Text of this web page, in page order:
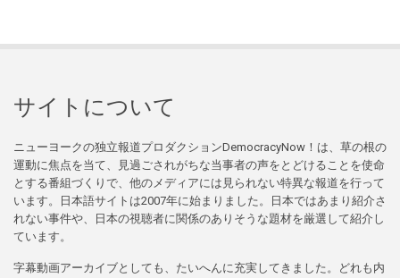
サイトについて
ニューヨークの独立報道プロダクションDemocracyNow！は、草の根の
運動に焦点を当て、見過ごされがちな当事者の声をとどけることを使命
とする番組づくりで、他のメディアには見られない特異な報道を行って
います。日本語サイトは2007年に始まりました。日本ではあまり紹介さ
れない事件や、日本の視聴者に関係のありそうな題材を厳選して紹介し
ています。
字幕動画アーカイブとしても、たいへんに充実してきました。どれも内